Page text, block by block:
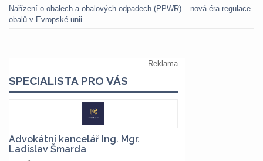
Nařízení o obalech a obalových odpadech (PPWR) – nová éra regulace
obalů v Evropské unii